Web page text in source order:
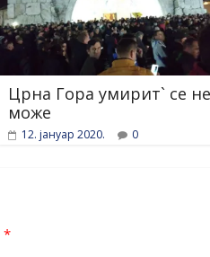
Црна Гора умирит` се не
може
12. јануар 2020. 0
*